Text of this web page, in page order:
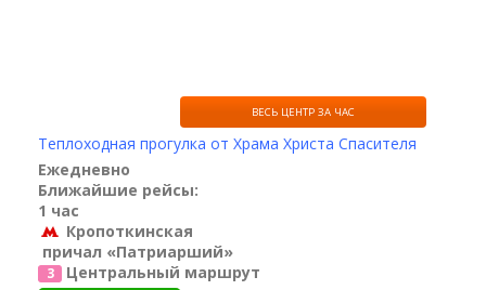
ВЕСЬ ЦЕНТР ЗА ЧАС
Теплоходная прогулка от Храма Христа Спасителя
Ежедневно
Ближайшие рейсы:
1 час
Кропоткинская
причал «Патриарший»
3 Центральный маршрут